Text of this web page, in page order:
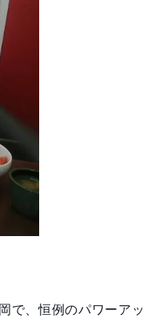
で、恒例のパワーアッ